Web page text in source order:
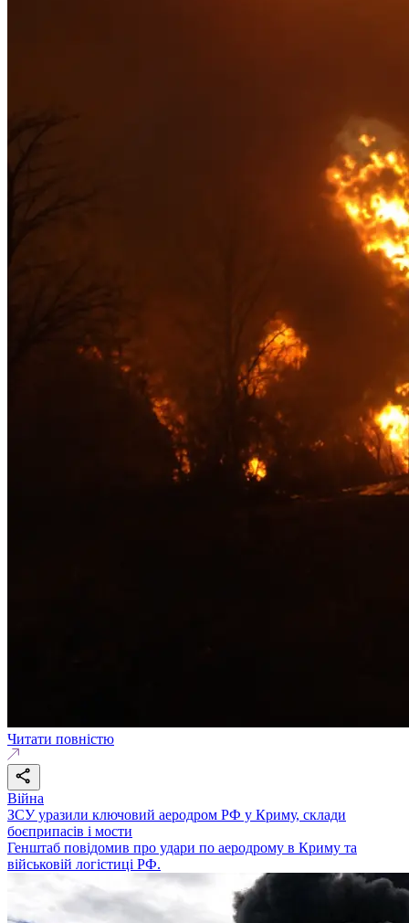
Читати повністю
Війна
ЗСУ уразили ключовий аеродром РФ у Криму, склади
боєприпасів і мости
Генштаб повідомив про удари по аеродрому в Криму та
військовій логістиці РФ.